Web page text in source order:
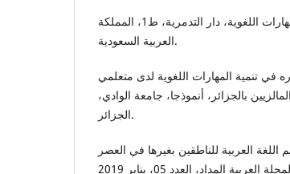
محفوظ أبو محفوظ، ابتسام (2017). المهارات اللغوية، دار التدمرية، ط1، المملكة
العربية السعودية.
ودوره في تنمية المهارات اللغوية لدى متعلمي
بالجزائر، أنموذجا، جامعة الوادي،
الجزائر.
وروابح، خديجة (2019). تعليم اللغة العربية للناطقين بغيرها في العصر